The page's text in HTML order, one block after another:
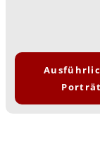
Porträt